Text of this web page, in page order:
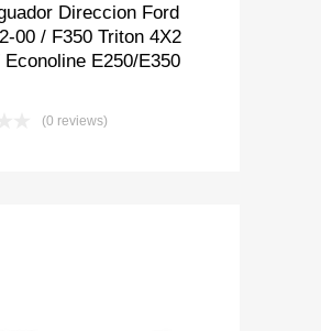
Direccion Ford
00 / F350 Triton 4X2
Econoline E250/E350
(0 reviews)